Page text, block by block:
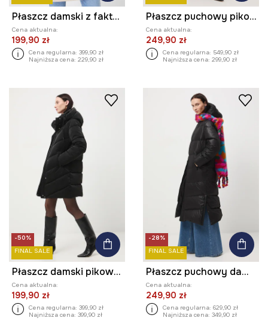
Płaszcz damski z fakturą kolor beżowy
Cena aktualna:
199,90 zł
Cena regularna: 399,90 zł
Najniższa cena: 229,90 zł
Płaszcz puchowy pikowany
Cena aktualna:
249,90 zł
Cena regularna: 549,90 zł
Najniższa cena: 299,90 zł
-50%
FINAL SALE
Płaszcz damski pikowany
Cena aktualna:
199,90 zł
Cena regularna: 399,90 zł
Najniższa cena: 399,90 zł
-28%
FINAL SALE
Płaszcz puchowy damski pikowany
Cena aktualna:
249,90 zł
Cena regularna: 629,90 zł
Najniższa cena: 349,90 zł